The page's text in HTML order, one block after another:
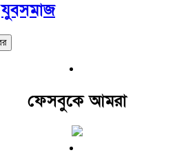
যুবসমাজ
ফেসবুকে আমরা